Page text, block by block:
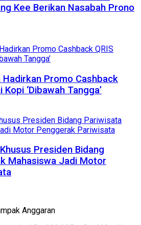
Kee Berikan Nasabah Prono
Hadirkan Promo Cashback
Kopi ‘Dibawah Tangga’
Presiden Bidang
Mahasiswa Jadi Motor
Anggaran